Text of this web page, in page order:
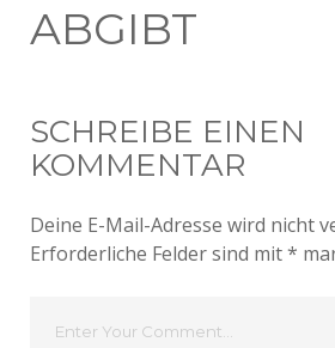
ABGIBT
SCHREIBE EINEN
KOMMENTAR
Deine E-Mail-Adresse wird nicht
Erforderliche Felder sind mit*
Kommentar